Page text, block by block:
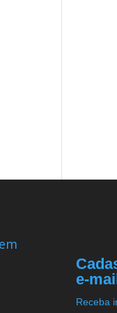
e-
Receba